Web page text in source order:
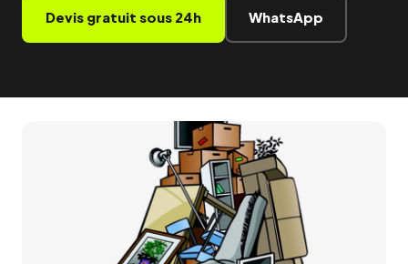
Devis gratuit sous 24h WhatsApp